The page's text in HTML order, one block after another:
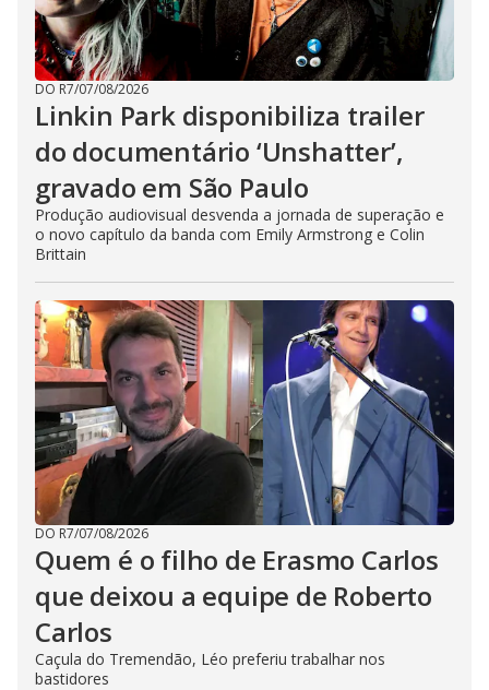
DO R7/07/08/2026
Linkin Park disponibiliza trailer
do documentário ‘Unshatter’,
gravado em São Paulo
Produção audiovisual desvenda a jornada de superação e
o novo capítulo da banda com Emily Armstrong e Colin
Brittain
DO R7/07/08/2026
Quem é o filho de Erasmo Carlos
que deixou a equipe de Roberto
Carlos
Caçula do Tremendão, Léo preferiu trabalhar nos
bastidores